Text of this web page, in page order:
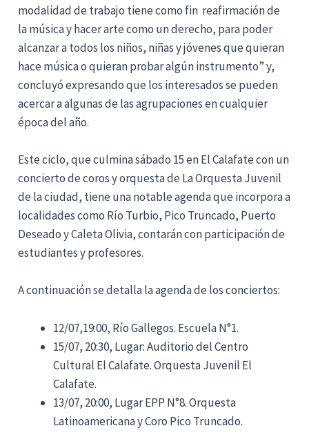
modalidad de trabajo tiene como fin reafirmación de
la música y hacer arte como un derecho, para poder
alcanzar a todos los niños, niñas y jóvenes que quieran
hace música o quieran probar algún instrumento” y,
concluyó expresando que los interesados se pueden
acercar a algunas de las agrupaciones en cualquier
época del año.
Este ciclo, que culmina sábado 15 en El Calafate con un
concierto de coros y orquesta de La Orquesta Juvenil
de la ciudad, tiene una notable agenda que incorpora a
localidades como Río Turbio, Pico Truncado, Puerto
Deseado y Caleta Olivia, contarán con participación de
estudiantes y profesores.
A continuación se detalla la agenda de los conciertos:
12/07,19:00, Río Gallegos. Escuela N°1.
15/07, 20:30, Lugar: Auditorio del Centro
Cultural El Calafate. Orquesta Juvenil El
Calafate.
13/07, 20:00, Lugar EPP N°8. Orquesta
Latinoamericana y Coro Pico Truncado.